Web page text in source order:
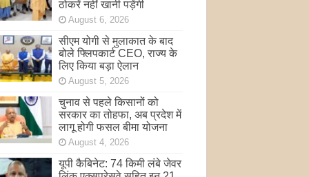
ठोकरें नहीं खानी पड़ेंगी
August 6, 2026
सीएम योगी से मुलाकात के बाद
बोले फ्लिपकार्ट CEO, राज्य के
लिए किया बड़ा ऐलान
August 5, 2026
चुनाव से पहले किसानों को
सरकार का तोहफा, अब प्रदेश में
लागू होगी फसल बीमा योजना
August 4, 2026
यूपी कैबिनेट: 74 किमी लंबे जेवर